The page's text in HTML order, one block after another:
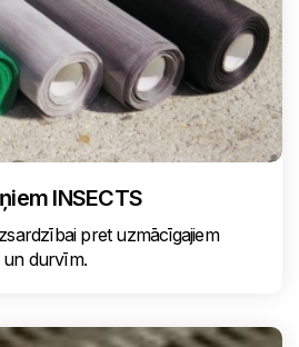
INSECTS
pret uzmācīgajiem
un durvīm.